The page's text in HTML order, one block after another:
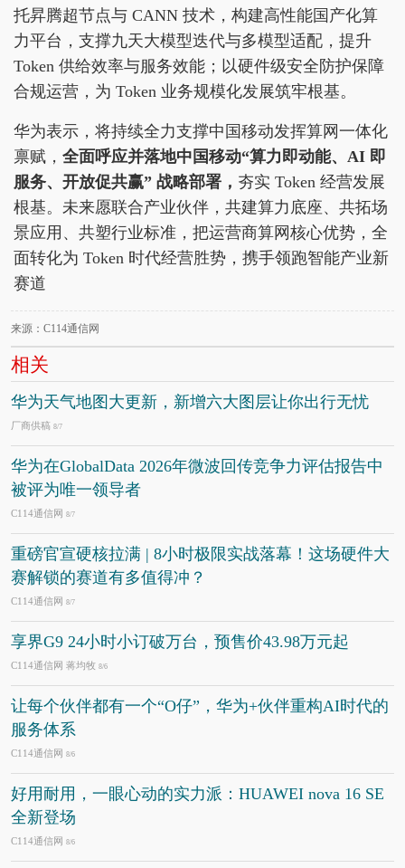
托昇腾超节点与 CANN 技术，构建高性能国产化算
力平台，支撑九天大模型迭代与多模型适配，提升
Token 供给效率与服务效能；以硬件级安全防护保障
合规运营，为 Token 业务规模化发展筑牢根基。
华为表示，将持续全力支撑中国移动发挥算网一体化
禀赋， 全面呼应并落地中国移动“算力即动能、AI 即
服务、开放促共赢” 战略部署 ， 夯实 Token 经营发展
根基。未来愿联合产业伙伴，共建算力底座、共拓场
景应用、共塑行业标准，把运营商算网核心优势，全
面转化为 Token 时代经营胜势，携手领跑智能产业新
赛道
来源：C114通信网
相关
华为天气地图大更新，新增六大图层让你出行无忧
厂商供稿 8/7
华为在GlobalData 2026年微波回传竞争力评估报告中
被评为唯一领导者
C114通信网 8/7
重磅官宣硬核拉满 | 8小时极限实战落幕！这场硬件大
赛解锁的赛道有多值得冲？
C114通信网 8/7
享界G9 24小时小订破万台，预售价43.98万元起
C114通信网 蒋均牧 8/6
让每个伙伴都有一个“O仔”，华为+伙伴重构AI时代的
服务体系
C114通信网 8/6
好用耐用，一眼心动的实力派：HUAWEI nova 16 SE
全新登场
C114通信网 8/6